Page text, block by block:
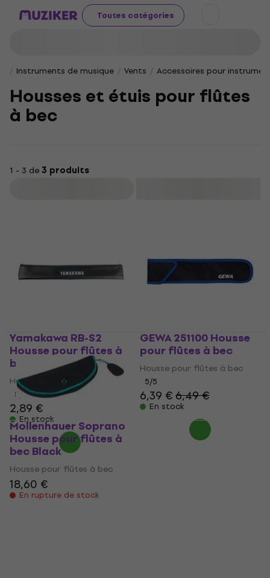
Toutes catégories
Instruments de musique Vents Accessoires pour
Housses et étuis pour flûtes
à bec
1 - 3 de3 produits
Yamakawa RB-S2
Housse pour flûtes à
bec
Housse pour flûtes à bec
5 /5
2,89 €
En stock
GEWA 251100 Housse
pour flûtes à bec
Housse pour flûtes à bec
5/5
6,39 €6,49 €
En stock
Mollenhauer Soprano
Housse pour flûtes à
bec Black
Housse pour flûtes à bec
18,60 €
En rupture de stock